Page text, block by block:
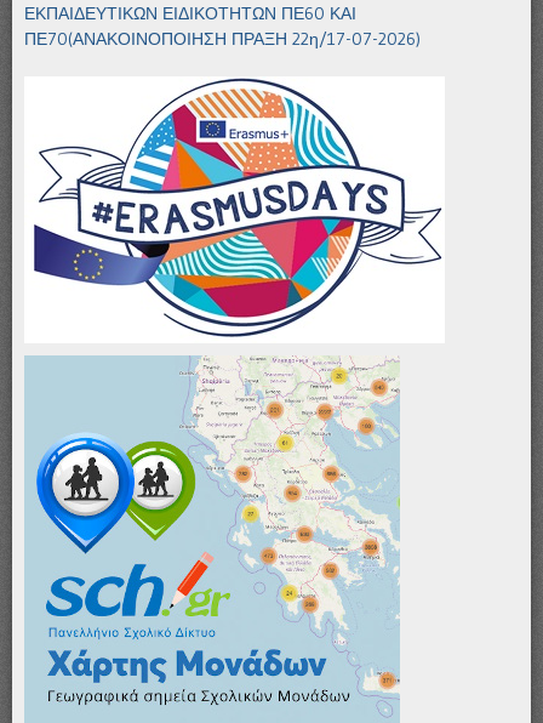
ΕΚΠΑΙΔΕΥΤΙΚΩΝ ΕΙΔΙΚΟΤΗΤΩΝ ΠΕ60 ΚΑΙ
ΠΕ70(ΑΝΑΚΟΙΝΟΠΟΙΗΣΗ ΠΡΑΞΗ 22η/17-07-2026)